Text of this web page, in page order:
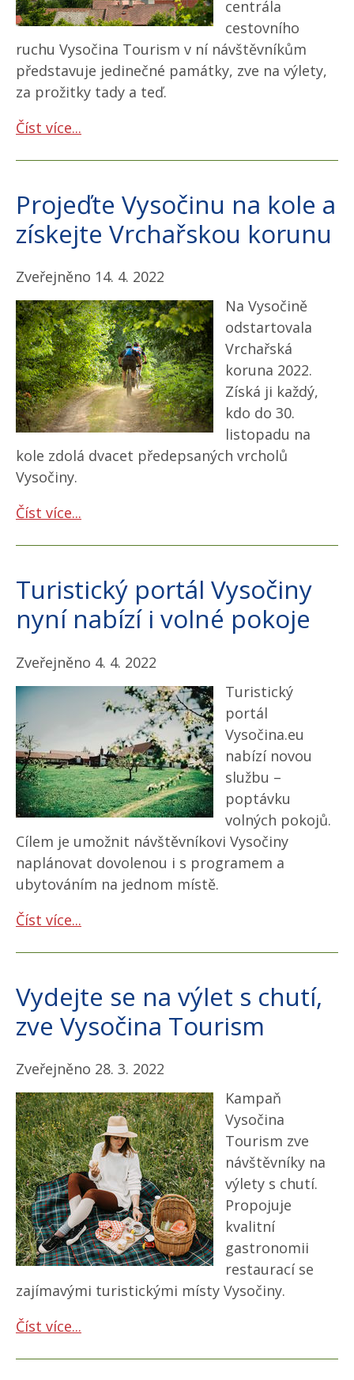
centrála
cestovního
ruchu Vysočina Tourism v ní návštěvníkům
představuje jedinečné památky, zve na výlety,
za prožitky tady a teď.
Číst více...
Projeďte Vysočinu na kole a
získejte Vrchařskou korunu
Zveřejněno 14. 4. 2022
Na Vysočině
odstartovala
Vrchařská
koruna 2022.
Získá ji každý,
kdo do 30.
listopadu na
kole zdolá dvacet předepsaných vrcholů
Vysočiny.
Číst více...
Turistický portál Vysočiny
nyní nabízí i volné pokoje
Zveřejněno 4. 4. 2022
Turistický
portál
Vysočina.eu
nabízí novou
službu –
poptávku
volných pokojů.
Cílem je umožnit návštěvníkovi Vysočiny
naplánovat dovolenou i s programem a
ubytováním na jednom místě.
Číst více...
Vydejte se na výlet s chutí,
zve Vysočina Tourism
Zveřejněno 28. 3. 2022
Kampaň
Vysočina
Tourism zve
návštěvníky na
výlety s chutí.
Propojuje
kvalitní
gastronomii
restaurací se
zajímavými turistickými místy Vysočiny.
Číst více...